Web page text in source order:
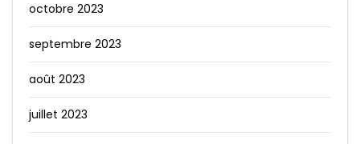
octobre 2023
septembre 2023
août 2023
juillet 2023